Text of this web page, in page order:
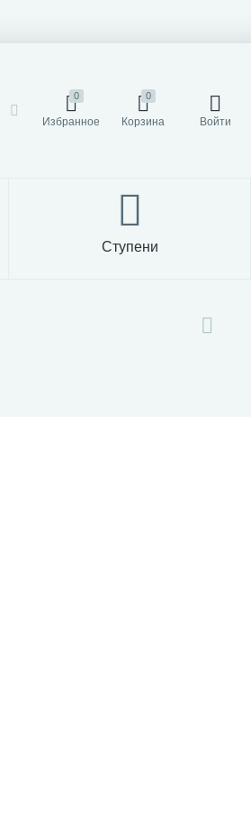
0
Избранное
0
Корзина Войти
Ступени